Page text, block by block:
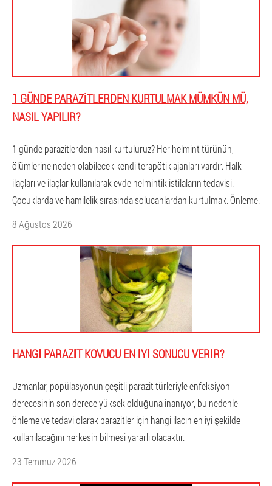
1 GÜNDE PARAZITLERDEN KURTULMAK MÜMKÜN MÜ,
NASIL YAPILIR?
1 günde parazitlerden nasıl kurtuluruz? Her helmint türünün,
ölümlerine neden olabilecek kendi terapötik ajanları vardır. Halk
ilaçları ve ilaçlar kullanılarak evde helmintik istilaların tedavisi.
Çocuklarda ve hamilelik sırasında solucanlardan kurtulmak. Önleme.
8 Ağustos 2026
HANGI PARAZIT KOVUCU EN IYI SONUCU VERIR?
Uzmanlar, popülasyonun çeşitli parazit türleriyle enfeksiyon
derecesinin son derece yüksek olduğuna inanıyor, bu nedenle
önleme ve tedavi olarak parazitler için hangi ilacın en iyi şekilde
kullanılacağını herkesin bilmesi yararlı olacaktır.
23 Temmuz 2026